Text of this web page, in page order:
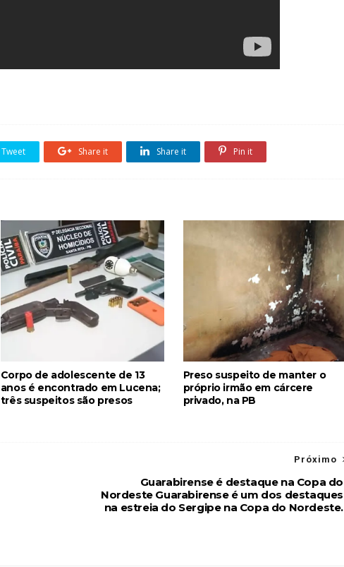
Tweet Share it Share it Pin it
Corpo de adolescente de 13
anos é encontrado em Lucena;
três suspeitos são presos
Preso suspeito de manter o
próprio irmão em cárcere
privado, na PB
Próximo
Guarabirense é destaque na Copa do
Nordeste Guarabirense é um dos destaques
na estreia do Sergipe na Copa do Nordeste.